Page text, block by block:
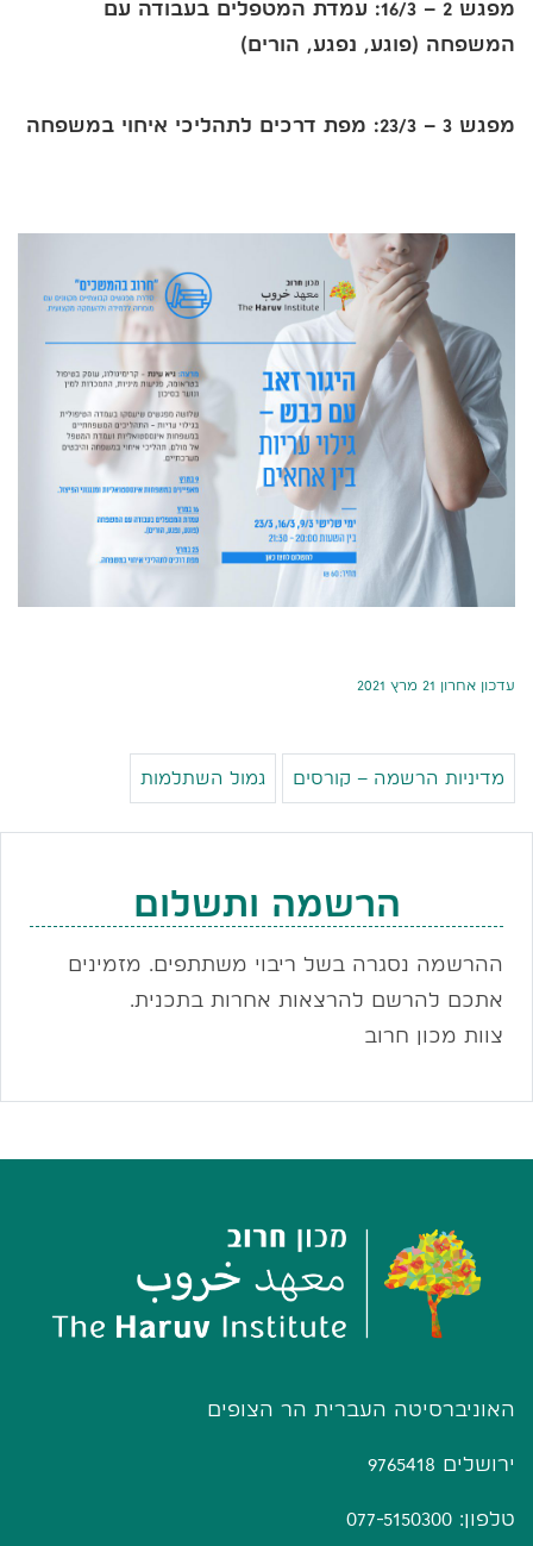
מפגש 2 – 16/3: עמדת המטפלים בעבודה עם
המשפחה (פוגע, נפגע, הורים)
מפגש 3 – 23/3: מפת דרכים לתהליכי איחוי במשפחה
עדכון אחרון 21 מרץ 2021
מדיניות הרשמה – קורסים גמול השתלמות
הרשמה ותשלום
ההרשמה נסגרה בשל ריבוי משתתפים. מזמינים
אתכם להרשם להרצאות אחרות בתכנית.
צוות מכון חרוב
האוניברסיטה העברית הר הצופים
ירושלים 9765418
טלפון: 077-5150300